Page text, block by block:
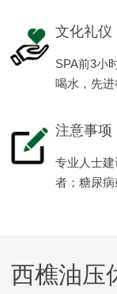
文化礼仪
SPA前3小
喝水，先
注意事项
专业人士
者；糖尿
西樵油压